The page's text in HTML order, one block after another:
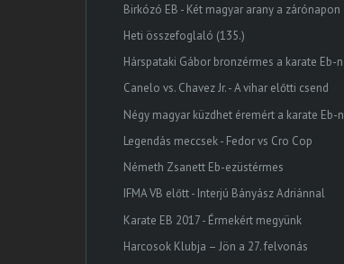
Birkózó EB - Két magyar arany a zárónapon
Heti összefoglaló (135.)
Hárspataki Gábor bronzérmes a karate Eb-n
Canelo vs. Chavez Jr. - A vihar előtti csend
Négy magyar küzdhet éremért a karate Eb-n
Legendás meccsek - Fedor vs Cro Cop
Németh Zsanett Eb-ezüstérmes
IFMA VB előtt - Interjú Bányász Adriánnal
Karate EB 2017 - Érmekért megyünk
Harcosok Klubja – Jön a 27. felvonás